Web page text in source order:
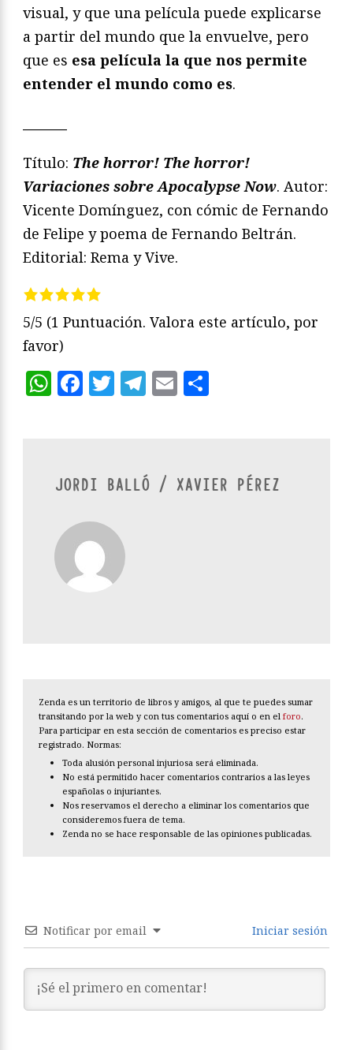
visual, y que una película puede explicarse
a partir del mundo que la envuelve, pero
que es esa película la que nos permite
entender el mundo como es.
Título: The horror! The horror!
Variaciones sobre Apocalypse Now. Autor:
Vicente Domínguez, con cómic de Fernando
de Felipe y poema de Fernando Beltrán.
Editorial: Rema y Vive.
5/5 (1 Puntuación. Valora este artículo, por
favor)
WhatsApp
Facebook
Twitter
Telegram
Email
JORDI BALLÓ / XAVIER PÉREZ
Zenda es un territorio de libros y amigos, al que te puedes sumar
transitando por la web y con tus comentarios aquí o en el foro.
Para participar en esta sección de comentarios es preciso estar
registrado. Normas:
Toda alusión personal injuriosa será eliminada.
No está permitido hacer comentarios contrarios a las leyes
españolas o injuriantes.
Nos reservamos el derecho a eliminar los comentarios que
consideremos fuera de tema.
Zenda no se hace responsable de las opiniones publicadas.
Notificar por email Iniciar sesión